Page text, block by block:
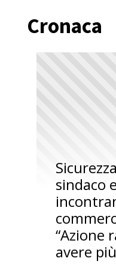
Cronaca
sindaco
“Azione
avere